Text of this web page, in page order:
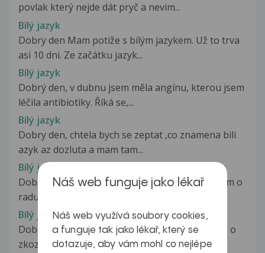
povlak který nejde dát pryč a nevim...
Bílý jazyk
Dobry den Mam potiže s bílým jazykem. Už to trva
asi 10 dni. Ze začátku jazyk...
Bílý jazyk
Dobrý den, v dubnu jsem měla angínu, kterou jsem
léčila antibiotiky. Říká se,...
Bílý jazyk
Dobry den, chtela bych se zeptat ,co znamena bili
azyk az dozluta a mam tam...
Bílý jazyk
Dobrý den paní dokrotko,chci se zeptat a prosím o
radu.Celá naše rodina tedy...
Bílý jazyk
Dobrý den již jednou jsem psala, ale teď prosím o
zkozknuti mého jazyka první...
Náš web funguje jako lékař
Náš web využívá soubory cookies,
a funguje tak jako lékař, který se
dotazuje, aby vám mohl co nejlépe